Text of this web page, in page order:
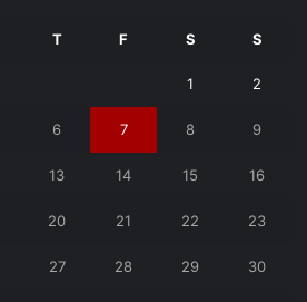
T F S S
1 2
6 7 8 9
13 14 15 16
20 21 22 23
27 28 29 30